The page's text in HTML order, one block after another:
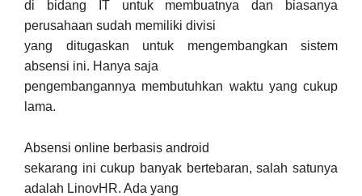
di bidang IT untuk membuatnya dan biasanya
perusahaan sudah memiliki divisi
yang ditugaskan untuk mengembangkan sistem
absensi ini. Hanya saja
pengembangannya membutuhkan waktu yang cukup
lama.
Absensi online berbasis android
sekarang ini cukup banyak bertebaran, salah satunya
adalah LinovHR. Ada yang